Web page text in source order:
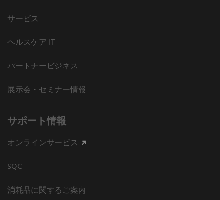
サービス
ヘルスケア IT
パートナービジネス
展示会・セミナー情報
サポート情報
オンラインサービス
SQC
消耗品に関するご案内